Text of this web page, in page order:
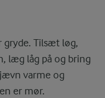
gryde. Tilsæt løg,
læg låg på og bring
varme og
er mør.